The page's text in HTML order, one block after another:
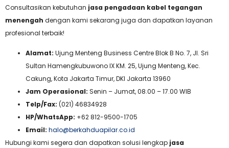
Consultasikan kebutuhan jasa pengadaan kabel tegangan
menengah dengan kami sekarang juga dan dapatkan layanan
profesional terbaik!
Alamat: Ujung Menteng Business Centre Blok B No. 7, Jl. Sri
Sultan Hamengkubuwono IX KM. 25, Ujung Menteng, Kec.
Cakung, Kota Jakarta Timur, DKI Jakarta 13960
Jam Operasional: Senin – Jumat, 08.00 – 17.00 WIB
Telp/Fax: (021) 46834928
HP/WhatsApp: +62 812-9500-1705
Email: halo@berkahduapilar.co.id
Hubungi kami segera dan dapatkan solusi lengkap jasa